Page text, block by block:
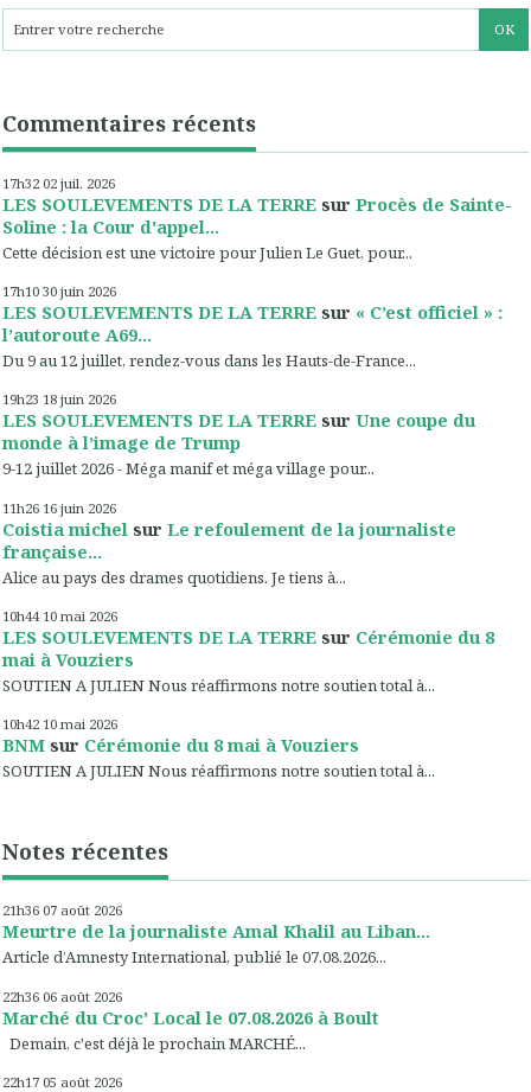
Commentaires récents
17h32 02 juil. 2026
LES SOULEVEMENTS DE LA TERRE sur Procès de Sainte-
Soline : la Cour d'appel...
Cette décision est une victoire pour Julien Le Guet, pour...
17h10 30 juin 2026
LES SOULEVEMENTS DE LA TERRE sur « C’est officiel » :
l’autoroute A69...
Du 9 au 12 juillet, rendez-vous dans les Hauts-de-France...
19h23 18 juin 2026
LES SOULEVEMENTS DE LA TERRE sur Une coupe du
monde à l’image de Trump
9-12 juillet 2026 - Méga manif et méga village pour...
11h26 16 juin 2026
Coistia michel sur Le refoulement de la journaliste
française...
Alice au pays des drames quotidiens. Je tiens à...
10h44 10 mai 2026
LES SOULEVEMENTS DE LA TERRE sur Cérémonie du 8
mai à Vouziers
SOUTIEN A JULIEN Nous réaffirmons notre soutien total à...
10h42 10 mai 2026
BNM sur Cérémonie du 8 mai à Vouziers
SOUTIEN A JULIEN Nous réaffirmons notre soutien total à...
Notes récentes
21h36 07 août 2026
Meurtre de la journaliste Amal Khalil au Liban...
Article d’Amnesty International, publié le 07.08.2026...
22h36 06 août 2026
Marché du Croc' Local le 07.08.2026 à Boult
Demain, c'est déjà le prochain MARCHÉ...
22h17 05 août 2026